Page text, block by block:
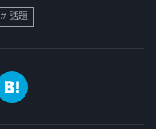
話題